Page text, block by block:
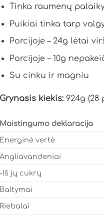
Tinka raumenų
Puikiai tinka tarp
Porcijoje – 24g lėtai
Porcijoje – 10g
Su cinku ir magniu
kiekis:924g (28
deklaracija
vertė
Iš jų cukrų